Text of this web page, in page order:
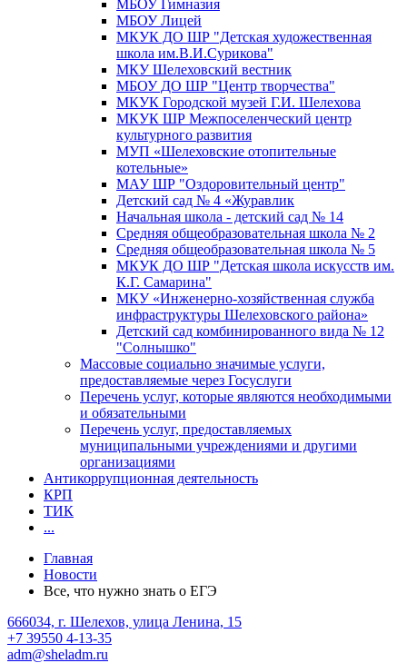
МБОУ Гимназия
МБОУ Лицей
МКУК ДО ШР "Детская художественная
школа им.В.И.Сурикова"
МКУ Шелеховский вестник
МБОУ ДО ШР "Центр творчества"
МКУК Городской музей Г.И. Шелехова
МКУК ШР Межпоселенческий центр
культурного развития
МУП «Шелеховские отопительные
котельные»
МАУ ШР "Оздоровительный центр"
Детский сад № 4 «Журавлик
Начальная школа - детский сад № 14
Средняя общеобразовательная школа № 2
Средняя общеобразовательная школа № 5
МКУК ДО ШР "Детская школа искусств им.
К.Г. Самарина"
МКУ «Инженерно-хозяйственная служба
инфраструктуры Шелеховского района»
Детский сад комбинированного вида № 12
"Солнышко"
Массовые социально значимые услуги,
предоставляемые через Госуслуги
Перечень услуг, которые являются необходимыми
и обязательными
Перечень услуг, предоставляемых
муниципальными учреждениями и другими
организациями
Антикоррупционная деятельность
КРП
ТИК
...
Главная
Новости
Все, что нужно знать о ЕГЭ
666034, г. Шелехов, улица Ленина, 15
+7 39550 4-13-35
adm@sheladm.ru